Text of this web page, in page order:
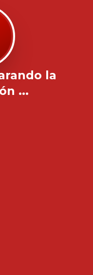
la
...